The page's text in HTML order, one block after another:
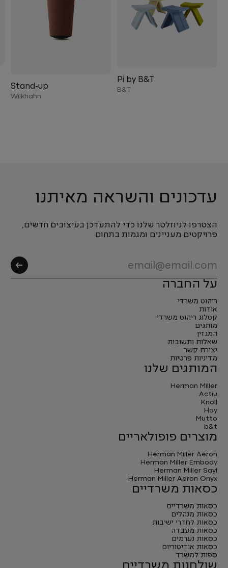
Pi by B&T
B&T
Stand-up
Wilkhahn
עדכונים והשראה מאיתנו
הצטרפו לניוזלטר שלנו כדי להתעדכן בעיצובים חדשים,
פרויקטים מעניינים ומגמות בתחום
על החברה
ריהוט משרדי
אודות
קטלוג ריהוט משרדי
מותגים
המגזין
שאלות ותשובות
יצירת קשר
מדיניות פרטיות
המותגים שלנו
Herman Miller
Actiu
Knoll
Hay
Mutto
b&t
מוצרים פופולאריים
Herman Miller Aeron
Herman Miller Embody
Herman Miller Sayl
Herman Miller Aeron Onyx
כסאות משרדיים
כסאות משרדיים
כסאות מנהלים
כסאות לחדרי ישיבות
כסאות מעבדה
כסאות נערמים
כסאות אודיטוריום
ספות למשרד